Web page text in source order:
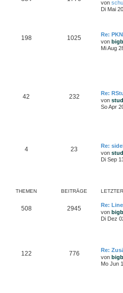
von
Di Mai
198 1025
Re:
von
Mi Aug
42 232
Re:
von
So Apr
4 23
Re:
von
Di Sep
THEMEN BEITRÄGE
508 2945
Re:
von
Di Dez
122 776
Re:
von
Mo Jun